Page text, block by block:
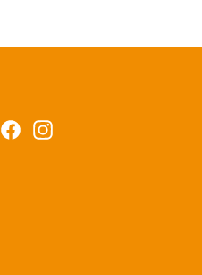
FacebookInstagram